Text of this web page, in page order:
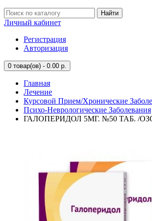
Найти
Личный кабинет
Регистрация
Авторизация
0 товар(ов) - 0.00 р.
Главная
Лечение
Курсовой Прием/Хронические
Психо-Неврологические Заболевания
ГАЛОПЕРИДОЛ 5МГ. №50 ТАБ. /